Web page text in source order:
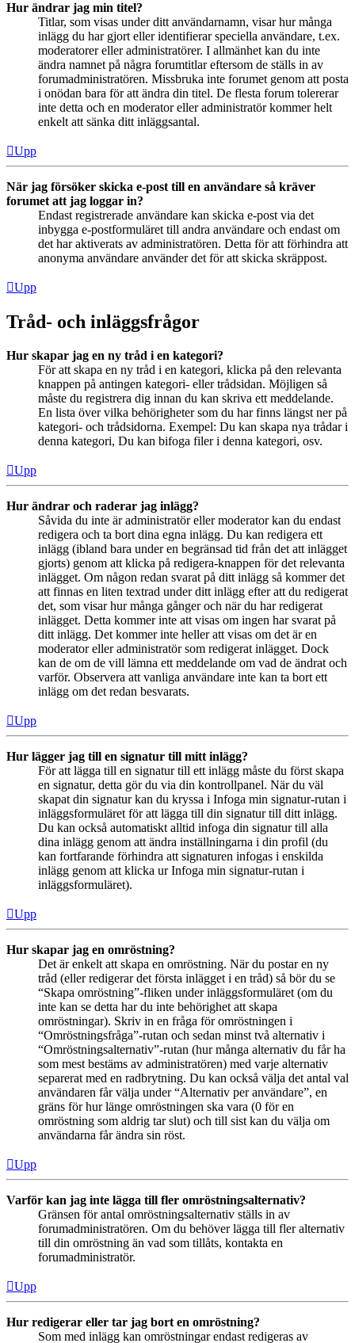
Hur ändrar jag min titel?
Titlar, som visas under ditt användarnamn, visar hur många
inlägg du har gjort eller identifierar speciella användare, t.ex.
moderatorer eller administratörer. I allmänhet kan du inte
ändra namnet på några forumtitlar eftersom de ställs in av
forumadministratören. Missbruka inte forumet genom att posta
i onödan bara för att ändra din titel. De flesta forum tolererar
inte detta och en moderator eller administratör kommer helt
enkelt att sänka ditt inläggsantal.
Upp
När jag försöker skicka e-post till en användare så kräver
forumet att jag loggar in?
Endast registrerade användare kan skicka e-post via det
inbygga e-postformuläret till andra användare och endast om
det har aktiverats av administratören. Detta för att förhindra att
anonyma användare använder det för att skicka skräppost.
Upp
Tråd- och inläggsfrågor
Hur skapar jag en ny tråd i en kategori?
För att skapa en ny tråd i en kategori, klicka på den relevanta
knappen på antingen kategori- eller trådsidan. Möjligen så
måste du registrera dig innan du kan skriva ett meddelande.
En lista över vilka behörigheter som du har finns längst ner på
kategori- och trådsidorna. Exempel: Du kan skapa nya trådar i
denna kategori, Du kan bifoga filer i denna kategori, osv.
Upp
Hur ändrar och raderar jag inlägg?
Såvida du inte är administratör eller moderator kan du endast
redigera och ta bort dina egna inlägg. Du kan redigera ett
inlägg (ibland bara under en begränsad tid från det att inlägget
gjorts) genom att klicka på redigera-knappen för det relevanta
inlägget. Om någon redan svarat på ditt inlägg så kommer det
att finnas en liten textrad under ditt inlägg efter att du redigerat
det, som visar hur många gånger och när du har redigerat
inlägget. Detta kommer inte att visas om ingen har svarat på
ditt inlägg. Det kommer inte heller att visas om det är en
moderator eller administratör som redigerat inlägget. Dock
kan de om de vill lämna ett meddelande om vad de ändrat och
varför. Observera att vanliga användare inte kan ta bort ett
inlägg om det redan besvarats.
Upp
Hur lägger jag till en signatur till mitt inlägg?
För att lägga till en signatur till ett inlägg måste du först skapa
en signatur, detta gör du via din kontrollpanel. När du väl
skapat din signatur kan du kryssa i Infoga min signatur-rutan i
inläggsformuläret för att lägga till din signatur till ditt inlägg.
Du kan också automatiskt alltid infoga din signatur till alla
dina inlägg genom att ändra inställningarna i din profil (du
kan fortfarande förhindra att signaturen infogas i enskilda
inlägg genom att klicka ur Infoga min signatur-rutan i
inläggsformuläret).
Upp
Hur skapar jag en omröstning?
Det är enkelt att skapa en omröstning. När du postar en ny
tråd (eller redigerar det första inlägget i en tråd) så bör du se
“Skapa omröstning”-fliken under inläggsformuläret (om du
inte kan se detta har du inte behörighet att skapa
omröstningar). Skriv in en fråga för omröstningen i
“Omröstningsfråga”-rutan och sedan minst två alternativ i
“Omröstningsalternativ”-rutan (hur många alternativ du får ha
som mest bestäms av administratören) med varje alternativ
separerat med en radbrytning. Du kan också välja det antal val
användaren får välja under “Alternativ per användare”, en
gräns för hur länge omröstningen ska vara (0 för en
omröstning som aldrig tar slut) och till sist kan du välja om
användarna får ändra sin röst.
Upp
Varför kan jag inte lägga till fler omröstningsalternativ?
Gränsen för antal omröstningsalternativ ställs in av
forumadministratören. Om du behöver lägga till fler alternativ
till din omröstning än vad som tillåts, kontakta en
forumadministratör.
Upp
Hur redigerar eller tar jag bort en omröstning?
Som med inlägg kan omröstningar endast redigeras av